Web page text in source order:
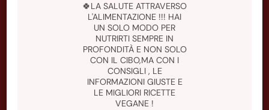
🍀LA SALUTE ATTRAVERSO
L'ALIMENTAZIONE !!! HAI
UN SOLO MODO PER
NUTRIRTI SEMPRE IN
PROFONDITÀ E NON SOLO
CON IL CIBO,MA CON I
CONSIGLI , LE
INFORMAZIONI GIUSTE E
LE MIGLIORI RICETTE
VEGANE !